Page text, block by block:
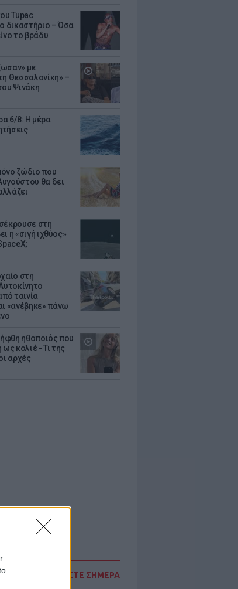
Tupac
δικαστήριο – Όσα
το βράδυ
με
Θεσσαλονίκη» –
Ψινάκη
6/8: Η μέρα
ζώδιο που
θα δει
στη
η «σιγή ιχθύος»
στη
ταινία
«ανέβηκε» πάνω
ηθοποιός που
κολιέ - Τι της
αρχές
ΔΙΑΒΑΣΤΕ ΣΗΜΕΡΑ